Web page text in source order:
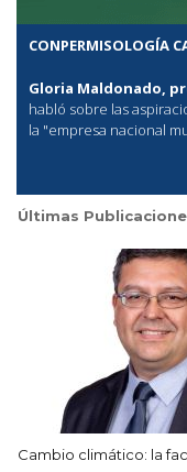
CONPERMISOLOGÍA
Gloria Maldonado,
habló sobre las
la "empresa nacional
Últimas
Cambio climático: la